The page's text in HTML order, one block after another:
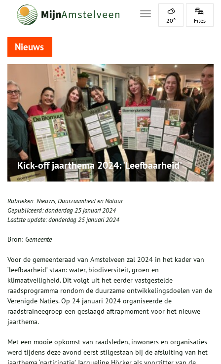
Toggle navigation
20° Files
Nieuws
Kick-off jaarthema 2024: 'Leefbaarheid'
Rubrieken:Nieuws,Duurzaamheid en Natuur
Gepubliceerd:donderdag 25 januari 2024
Laatste update:donderdag 25 januari 2024
Bron: Gemeente
Voor de gemeenteraad van Amstelveen zal 2024 in het kader van
‘leefbaarheid’ staan: water, biodiversiteit, groen en
klimaatveiligheid. Dit volgt uit het eerder vastgestelde
raadsprogramma rondom de duurzame ontwikkelingsdoelen van de
Verenigde Naties. Op 24 januari 2024 organiseerde de
raadstraineegroep een geslaagd aftrapmoment voor het nieuwe
jaarthema.
Met een mooie opkomst van raadsleden, inwoners en organisaties
werd tijdens deze avond eerst stilgestaan bij de afsluiting van het